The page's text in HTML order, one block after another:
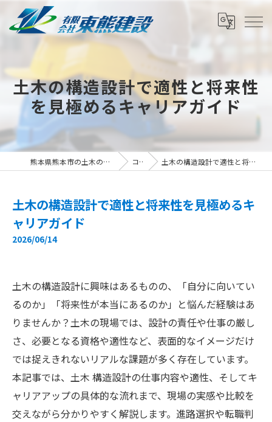
土木の構造設計で適性と将来性
を見極めるキャリアガイド
熊本県熊本市の土木の求人なら有限会社東熊建設 コラム 土木の構造設計で適性と将来性を見極めるキャリアガイド
土木の構造設計で適性と将来性を見極めるキ
ャリアガイド
2026/06/14
土木の構造設計に興味はあるものの、「自分に向いてい
るのか」「将来性が本当にあるのか」と悩んだ経験はあ
りませんか？土木の現場では、設計の責任や仕事の厳し
さ、必要となる資格や適性など、表面的なイメージだけ
では捉えきれないリアルな課題が多く存在しています。
本記事では、土木 構造設計の仕事内容や適性、そしてキ
ャリアアップの具体的な流れまで、現場の実感や比較を
交えながら分かりやすく解説します。進路選択や転職判